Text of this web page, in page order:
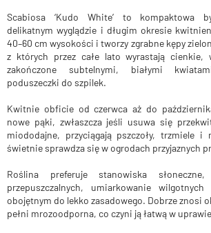
Scabiosa ‘Kudo White’ to kompaktowa
delikatnym wyglądzie i długim okresie
40–60 cm wysokości i tworzy zgrabne kępy
z których przez całe lato wyrastają cienkie,
zakończone subtelnymi, białymi
poduszeczki do szpilek.
Kwitnie obficie od czerwca aż do
nowe pąki, zwłaszcza jeśli usuwa się
miododajne, przyciągają pszczoły, trzmiele i
świetnie sprawdza się w ogrodach przyjaznych
Roślina preferuje stanowiska
przepuszczalnych, umiarkowanie
obojętnym do lekko zasadowego. Dobrze znosi
pełni mrozoodporna, co czyni ją łatwą w